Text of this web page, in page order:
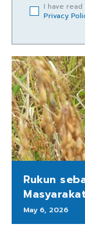
I have
Privacy
Rukun
May 6, 2026